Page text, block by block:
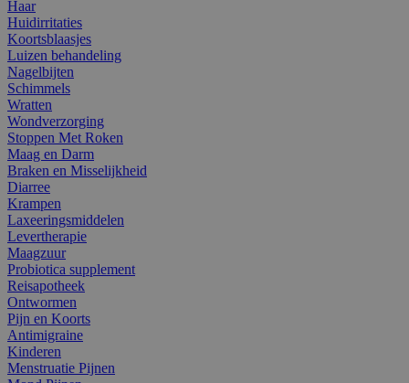
Haar
Huidirritaties
Koortsblaasjes
Luizen behandeling
Nagelbijten
Schimmels
Wratten
Wondverzorging
Stoppen Met Roken
Maag en Darm
Braken en Misselijkheid
Diarree
Krampen
Laxeeringsmiddelen
Levertherapie
Maagzuur
Probiotica supplement
Reisapotheek
Ontwormen
Pijn en Koorts
Antimigraine
Kinderen
Menstruatie Pijnen